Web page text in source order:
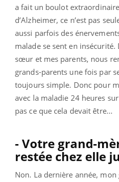
a fait un boulot
d’Alzheimer, ce n’est pas
aussi parfois des
malade se sent en insécurité.
sœur et mes parents, nous
grands-parents une fois par
toujours simple. Donc pour
avec la maladie 24 heures
pas ce que cela devait être...
- Votre grand-
restée chez elle
Non. La dernière année,